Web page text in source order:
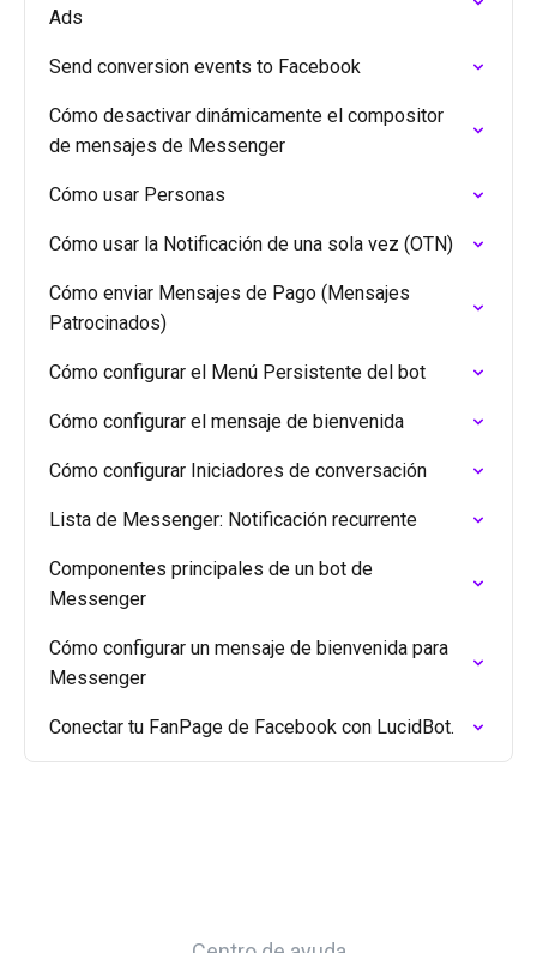
Ads
Send conversion events to Facebook
Cómo desactivar dinámicamente el compositor
de mensajes de Messenger
Cómo usar Personas
Cómo usar la Notificación de una sola vez (OTN)
Cómo enviar Mensajes de Pago (Mensajes
Patrocinados)
Cómo configurar el Menú Persistente del bot
Cómo configurar el mensaje de bienvenida
Cómo configurar Iniciadores de conversación
Lista de Messenger: Notificación recurrente
Componentes principales de un bot de
Messenger
Cómo configurar un mensaje de bienvenida para
Messenger
Conectar tu FanPage de Facebook con LucidBot.